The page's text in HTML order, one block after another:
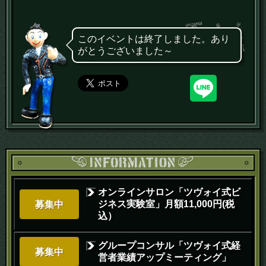
このイベントは終了しました。あり
がとうございました～
募集中
オンラインサロン「ツヴォイ式ビ
ジネス実験室」月額11,000円(税
込）
募集中
グループコンサル「ツヴォイ式経
営者業績アップミーティング」